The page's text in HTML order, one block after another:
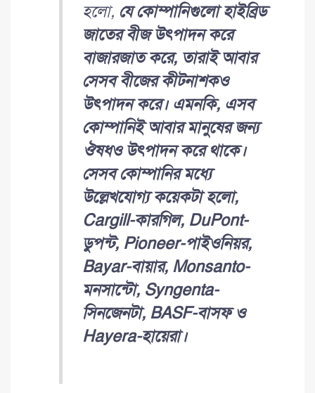
হলো, যে কোম্পানিগুলো হাইব্রিড
জাতের বীজ উৎপাদন করে
বাজারজাত করে, তারাই আবার
সেসব বীজের কীটনাশকও
উৎপাদন করে। এমনকি, এসব
কোম্পানিই আবার মানুষের জন্য
ঔষধও উৎপাদন করে থাকে।
সেসব কোম্পানির মধ্যে
উল্লেখযোগ্য কয়েকটা হলো,
Cargill-কারগিল, DuPont-
ডুপন্ট, Pioneer-পাইওনিয়র,
Bayar-বায়ার, Monsanto-
মনসান্টো, Syngenta-
সিনজেনটা, BASF-বাসফ ও
Hayera-হায়েরা।